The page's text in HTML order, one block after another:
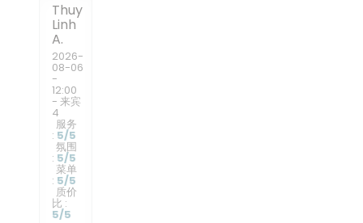
Thuy
Linh
A
2026-
08-06
-
12:00
- 来宾
4
服务
: 5/5
氛围
: 5/5
菜单
: 5/5
质价
比 :
5/5